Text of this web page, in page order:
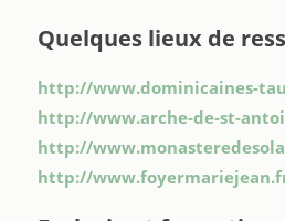
Quelques lieux de
http://www.dominicaines-
http://www.arche-de-st-
http://
http://